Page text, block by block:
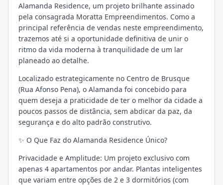
Alamanda Residence, um projeto brilhante assinado
pela consagrada Moratta Empreendimentos. Como a
principal referência de vendas neste empreendimento,
trazemos até si a oportunidade definitiva de unir o
ritmo da vida moderna à tranquilidade de um lar
planeado ao detalhe.
Localizado estrategicamente no Centro de Brusque
(Rua Afonso Pena), o Alamanda foi concebido para
quem deseja a praticidade de ter o melhor da cidade a
poucos passos de distância, sem abdicar da paz, da
segurança e do alto padrão construtivo.
✨ O Que Faz do Alamanda Residence Único?
Privacidade e Amplitude: Um projeto exclusivo com
apenas 4 apartamentos por andar. Plantas inteligentes
que variam entre opções de 2 e 3 dormitórios (com